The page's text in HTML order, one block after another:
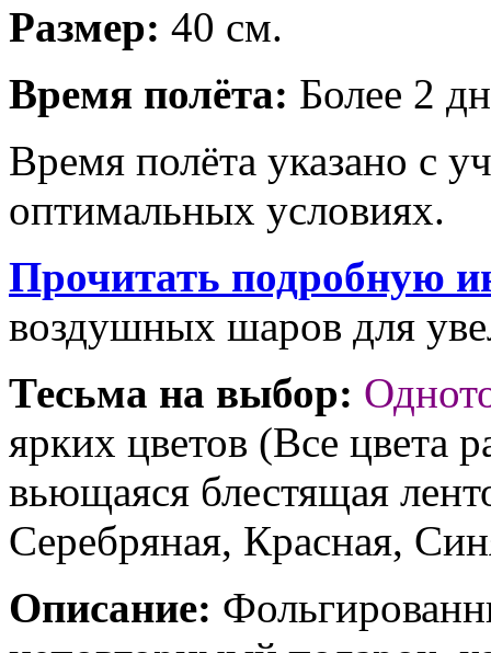
Размер: 40 см.
Время полёта: Более 2
Время полёта указано с
оптимальных условиях.
Прочитать подробную
воздушных шаров для
Тесьма на выбор:
ярких цветов (Все цвета
вьющаяся блестящая
Серебряная, Красная,
Описание: